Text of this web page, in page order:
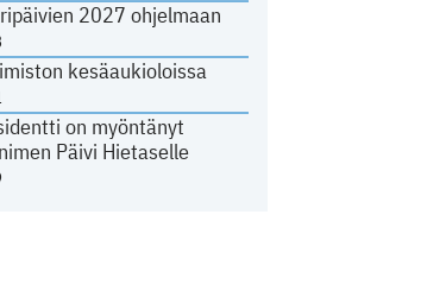
2027 ohjelmaan
kesäaukioloissa
on myöntänyt
Päivi Hietaselle